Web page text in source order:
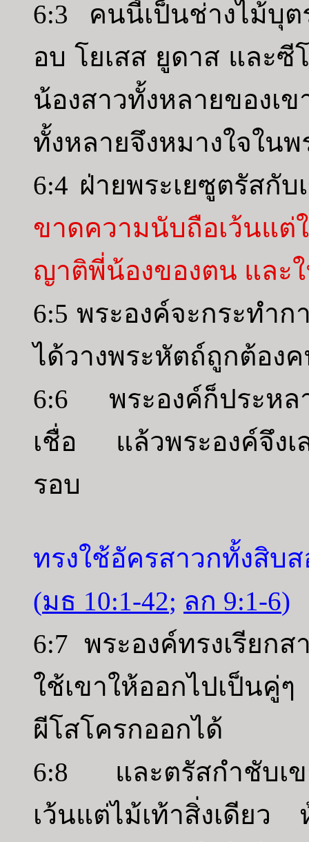
6:3 คนนี้เป็นช่างไม้บุ
อบ โยเสส ยูดาส และ
น้องสาวทั้งหลายของเ
ทั้งหลายจึงหมางใจในพ
6:4 ฝ่ายพระเยซูตรัสกั
ขาดความนับถือเว้นแต่
ญาติพี่น้องของตน และ
6:5 พระองค์จะกระทำ
ได้วางพระหัตถ์ถูกต้อง
6:6 พระองค์ก็ประหลา
เชื่อ แล้วพระองค์จึงเ
รอบ
ทรงใช้อัครสาวกทั้งสิบ
(มธ 10:1-42; ลก 9:1-6)
6:7 พระองค์ทรงเรียก
ใช้เขาให้ออกไปเป็นคู่
ผีโสโครกออกได้
6:8 และตรัสกำชับเขา
เว้นแต่ไม้เท้าสิ่งเดีย